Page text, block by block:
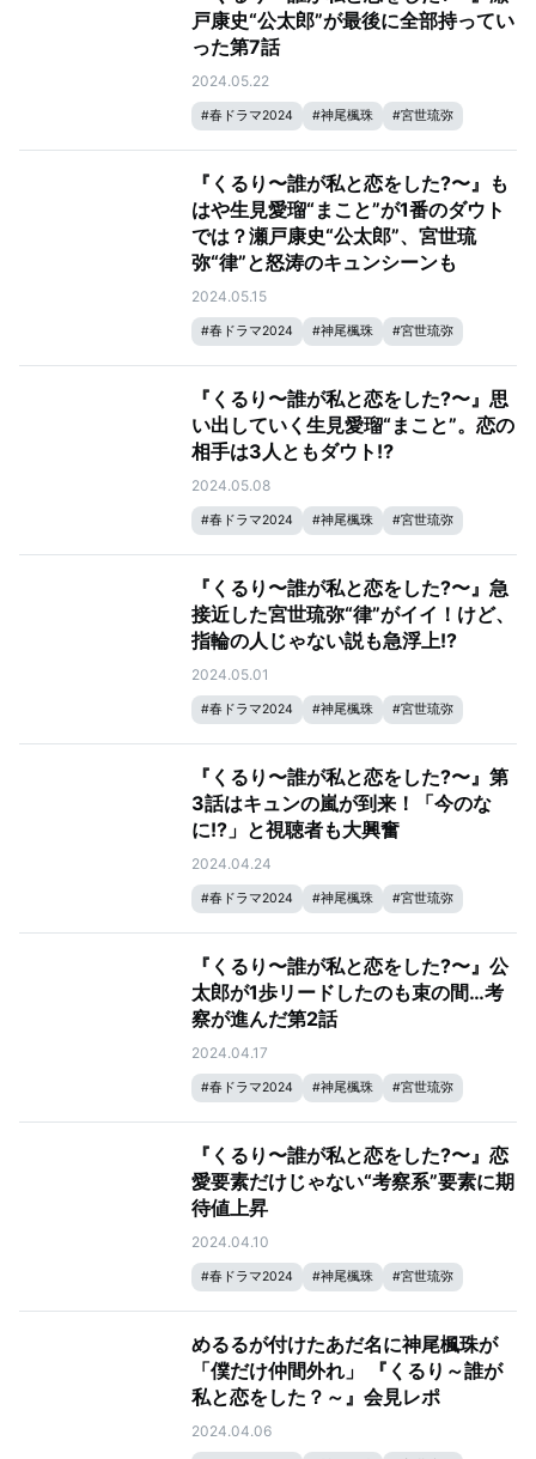
戸康史“公太郎”が最後に全部持ってい
った第7話
2024.05.22
#春ドラマ2024 #神尾楓珠 #宮世琉弥
『くるり〜誰が私と恋をした?〜』も
はや生見愛瑠“まこと”が1番のダウト
では？瀬戸康史“公太郎”、宮世琉
弥“律”と怒涛のキュンシーンも
2024.05.15
#春ドラマ2024 #神尾楓珠 #宮世琉弥
『くるり〜誰が私と恋をした?〜』思
い出していく生見愛瑠“まこと”。恋の
相手は3人ともダウト⁉️
2024.05.08
#春ドラマ2024 #神尾楓珠 #宮世琉弥
『くるり〜誰が私と恋をした?〜』急
接近した宮世琉弥“律”がイイ！けど、
指輪の人じゃない説も急浮上!?
2024.05.01
#春ドラマ2024 #神尾楓珠 #宮世琉弥
『くるり〜誰が私と恋をした?〜』第
3話はキュンの嵐が到来！「今のな
に!?」と視聴者も大興奮
2024.04.24
#春ドラマ2024 #神尾楓珠 #宮世琉弥
『くるり〜誰が私と恋をした?〜』公
太郎が1歩リードしたのも束の間…考
察が進んだ第2話
2024.04.17
#春ドラマ2024 #神尾楓珠 #宮世琉弥
『くるり〜誰が私と恋をした?〜』恋
愛要素だけじゃない“考察系”要素に期
待値上昇
2024.04.10
#春ドラマ2024 #神尾楓珠 #宮世琉弥
めるるが付けたあだ名に神尾楓珠が
「僕だけ仲間外れ」 『くるり～誰が
私と恋をした？～』会見レポ
2024.04.06